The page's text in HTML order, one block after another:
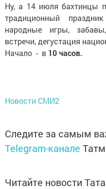
Ну, а 14 июля бахтинцы
традиционный
народные игры,
встречи, дегустация
Начало - в 10 часов.
Новости СМИ2
Следите за самым
Telegram-канале
Читайте новости